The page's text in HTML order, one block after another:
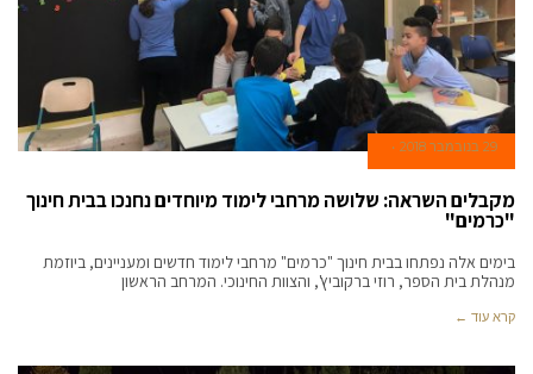
29 בנובמבר 2018
מקבלים השראה: שלושה מרחבי לימוד מיוחדים נחנכו בבית חינוך
"כרמים"
בימים אלה נפתחו בבית חינוך "כרמים" מרחבי לימוד חדשים ומעניינים, ביוזמת
מנהלת בית הספר, רוזי ברקוביץ', והצוות החינוכי. המרחב הראשון
קרא עוד ←